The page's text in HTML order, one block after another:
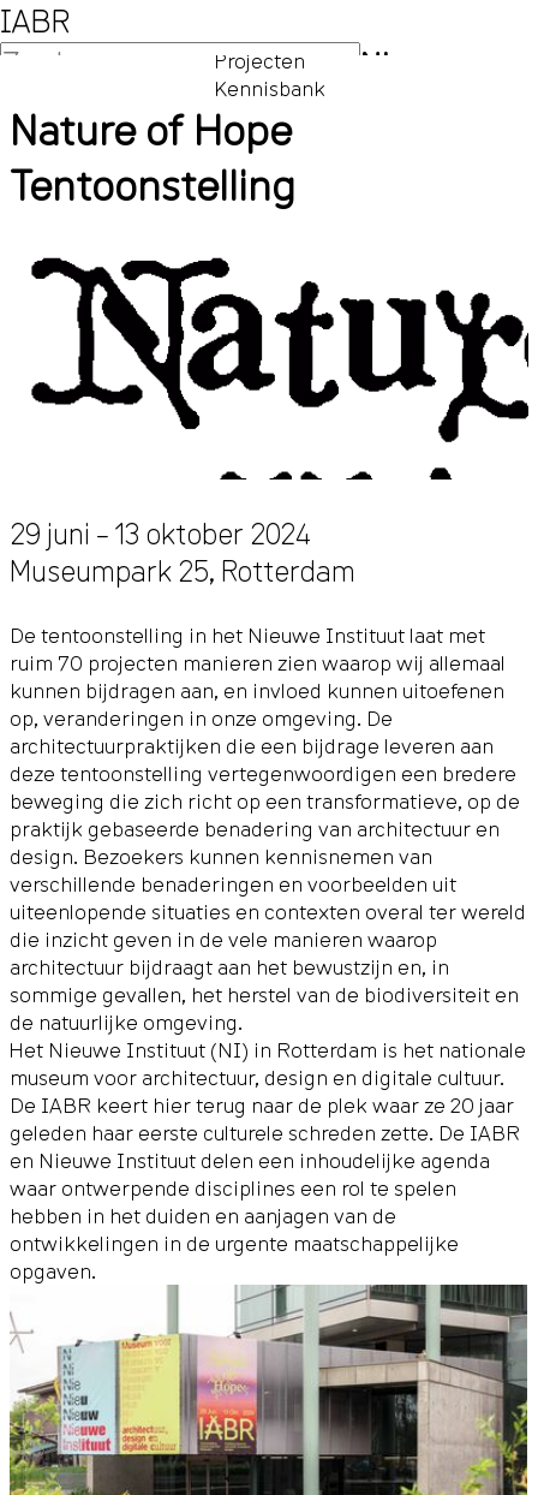
IABR
NL
Projecten
Kennisbank
Nature of Hope
Tentoonstelling
29 juni – 13 oktober 2024
Museumpark 25, Rotterdam
De tentoonstelling in het Nieuwe Instituut laat met
ruim 70 projecten manieren zien waarop wij allemaal
kunnen bijdragen aan, en invloed kunnen uitoefenen
op, veranderingen in onze omgeving. De
architectuurpraktijken die een bijdrage leveren aan
deze tentoonstelling vertegenwoordigen een bredere
beweging die zich richt op een transformatieve, op de
praktijk gebaseerde benadering van architectuur en
design. Bezoekers kunnen kennisnemen van
verschillende benaderingen en voorbeelden uit
uiteenlopende situaties en contexten overal ter wereld
die inzicht geven in de vele manieren waarop
architectuur bijdraagt aan het bewustzijn en, in
sommige gevallen, het herstel van de biodiversiteit en
de natuurlijke omgeving.
Het Nieuwe Instituut (NI) in Rotterdam is het nationale
museum voor architectuur, design en digitale cultuur.
De IABR keert hier terug naar de plek waar ze 20 jaar
geleden haar eerste culturele schreden zette. De IABR
en Nieuwe Instituut delen een inhoudelijke agenda
waar ontwerpende disciplines een rol te spelen
hebben in het duiden en aanjagen van de
ontwikkelingen in de urgente maatschappelijke
opgaven.